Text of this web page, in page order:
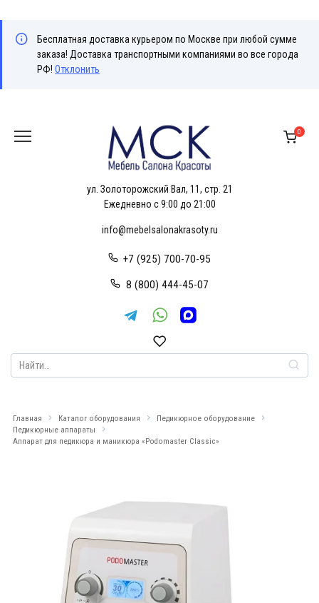
Бесплатная доставка курьером по Москве при любой сумме
заказа! Доставка транспортными компаниями во все города
РФ! Отклонить
содержанию
ул. Золоторожский Вал, 11, стр. 21
Ежедневно с 9:00 до 21:00
info@mebelsalonakrasoty.ru
+7 (925) 700-70-95
8 (800) 444-45-07
0
Search
for:
Главная Каталог оборудования
Педикюрное оборудование
Педикюрные аппараты
Аппарат для педикюра и маникюра «Podomaster Classic»